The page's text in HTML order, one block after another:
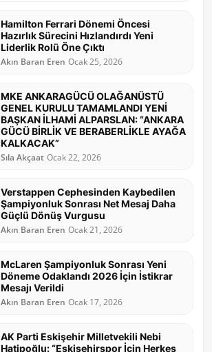
Hamilton Ferrari Dönemi Öncesi
Hazırlık Sürecini Hızlandırdı Yeni
Liderlik Rolü Öne Çıktı
Akın Baran Eren Ocak 25, 2026
MKE ANKARAGÜCÜ OLAĞANÜSTÜ
GENEL KURULU TAMAMLANDI YENİ
BAŞKAN İLHAMİ ALPARSLAN: “ANKARA
GÜCÜ BİRLİK VE BERABERLİKLE AYAĞA
KALKACAK”
Sıla Akçaat Ocak 22, 2026
Verstappen Cephesinden Kaybedilen
Şampiyonluk Sonrası Net Mesaj Daha
Güçlü Dönüş Vurgusu
Akın Baran Eren Ocak 21, 2026
McLaren Şampiyonluk Sonrası Yeni
Döneme Odaklandı 2026 İçin İstikrar
Mesajı Verildi
Akın Baran Eren Ocak 17, 2026
AK Parti Eskişehir Milletvekili Nebi
Hatipoğlu: “Eskişehirspor İçin Herkes